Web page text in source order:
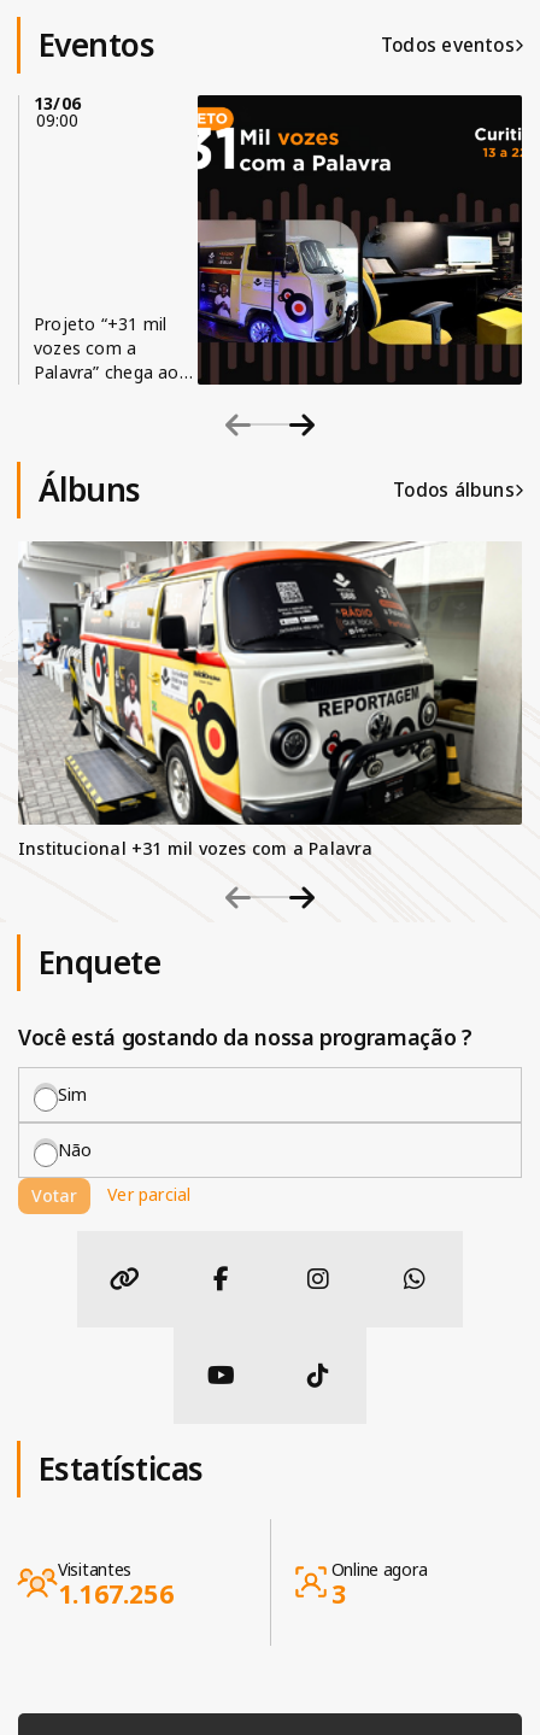
Eventos Todos eventos
13/06
09:00
Projeto “+31 mil
vozes com a
Palavra” chega ao
Álbuns Todos álbuns
Institucional +31 mil vozes com a Palavra
Enquete
Você está gostando da nossa programação ?
Sim
Não
Votar
Ver parcial
Estatísticas
Visitantes
1.167.256
Online agora
3